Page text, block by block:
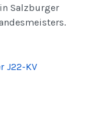
Salzburger
J22-KV